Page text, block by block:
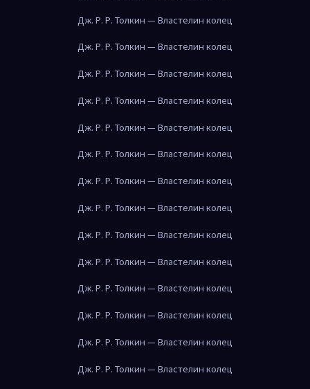
Дж. Р. Р. Толкин — Властелин колец
Дж. Р. Р. Толкин — Властелин колец
Дж. Р. Р. Толкин — Властелин колец
Дж. Р. Р. Толкин — Властелин колец
Дж. Р. Р. Толкин — Властелин колец
Дж. Р. Р. Толкин — Властелин колец
Дж. Р. Р. Толкин — Властелин колец
Дж. Р. Р. Толкин — Властелин колец
Дж. Р. Р. Толкин — Властелин колец
Дж. Р. Р. Толкин — Властелин колец
Дж. Р. Р. Толкин — Властелин колец
Дж. Р. Р. Толкин — Властелин колец
Дж. Р. Р. Толкин — Властелин колец
Дж. Р. Р. Толкин — Властелин колец